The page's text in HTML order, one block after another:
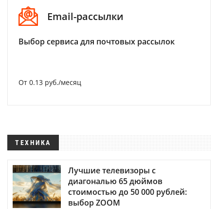
Email-рассылки
Выбор сервиса для почтовых рассылок
От 0.13 руб./месяц
ТЕХНИКА
Лучшие телевизоры с
диагональю 65 дюймов
стоимостью до 50 000 рублей:
выбор ZOOM